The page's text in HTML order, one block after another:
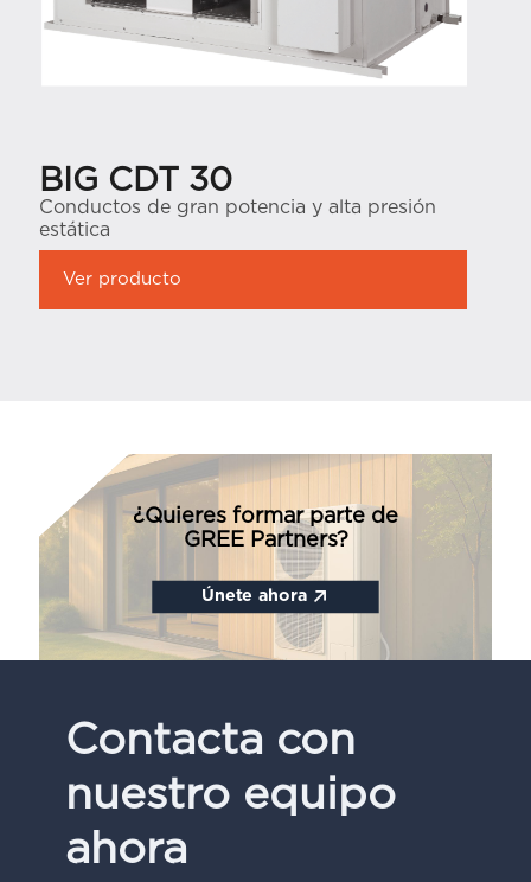
BIG CDT 30
Conductos de gran potencia y alta presión
estática
Ver producto
Únete ahora
¿Quieres formar parte de
GREE Partners?
Contacta con
nuestro equipo
ahora